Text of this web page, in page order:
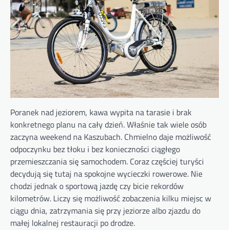
Poranek nad jeziorem, kawa wypita na tarasie i brak
konkretnego planu na cały dzień. Właśnie tak wiele osób
zaczyna weekend na Kaszubach. Chmielno daje możliwość
odpoczynku bez tłoku i bez konieczności ciągłego
przemieszczania się samochodem. Coraz częściej turyści
decydują się tutaj na spokojne wycieczki rowerowe. Nie
chodzi jednak o sportową jazdę czy bicie rekordów
kilometrów. Liczy się możliwość zobaczenia kilku miejsc w
ciągu dnia, zatrzymania się przy jeziorze albo zjazdu do
małej lokalnej restauracji po drodze.